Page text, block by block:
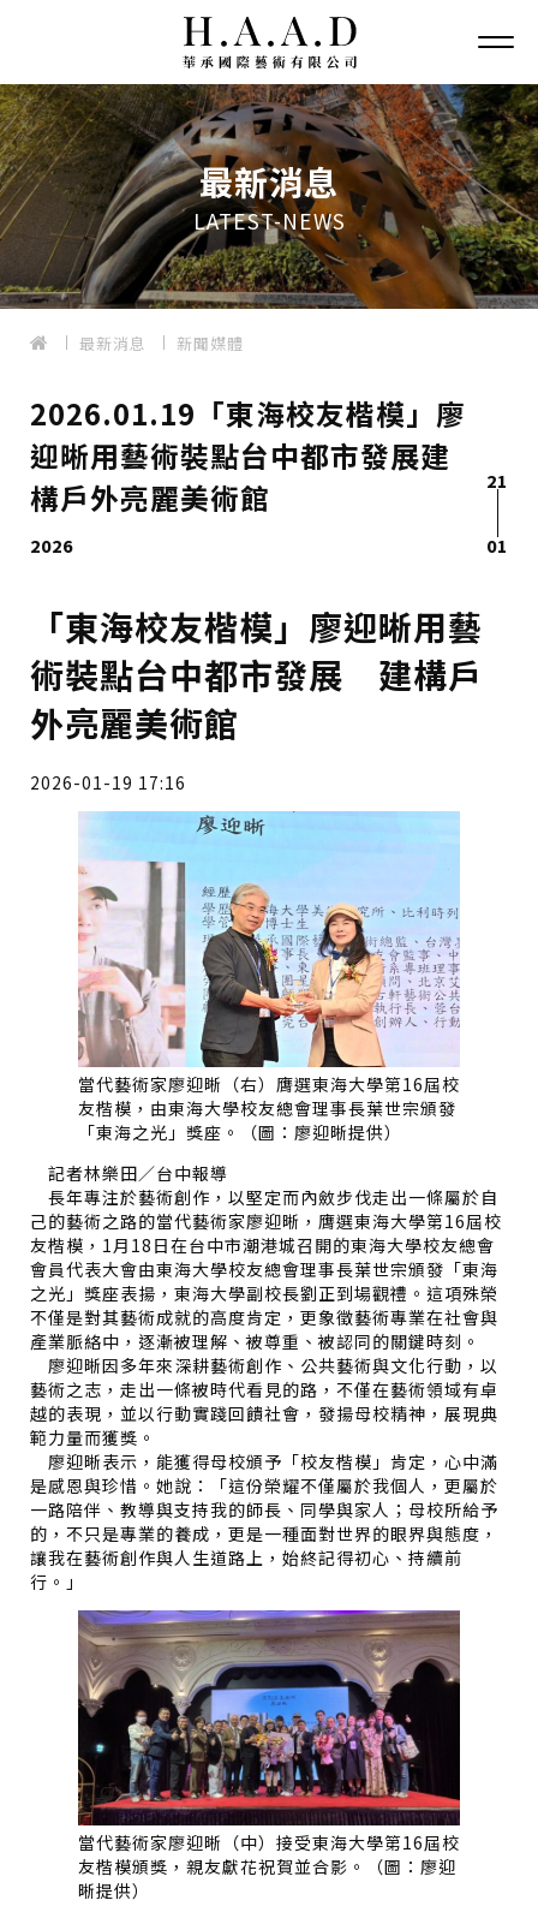
最新消息
LATEST-NEWS
最新消息 新聞媒體
2026.01.19「東海校友楷模」廖
迎晰用藝術裝點台中都市發展建
構戶外亮麗美術館
21
01
2026
「東海校友楷模」廖迎晰用藝
術裝點台中都市發展 建構戶
外亮麗美術館
2026-01-19 17:16
當代藝術家廖迎晰（右）膺選東海大學第16屆校
友楷模，由東海大學校友總會理事長葉世宗頒發
「東海之光」獎座。（圖：廖迎晰提供）
記者林樂田／台中報導
長年專注於藝術創作，以堅定而內斂步伐走出一條屬於自
己的藝術之路的當代藝術家廖迎晰，膺選東海大學第16屆校
友楷模，1月18日在台中市潮港城召開的東海大學校友總會
會員代表大會由東海大學校友總會理事長葉世宗頒發「東海
之光」獎座表揚，東海大學副校長劉正到場觀禮。這項殊榮
不僅是對其藝術成就的高度肯定，更象徵藝術專業在社會與
產業脈絡中，逐漸被理解、被尊重、被認同的關鍵時刻。
廖迎晰因多年來深耕藝術創作、公共藝術與文化行動，以
藝術之志，走出一條被時代看見的路，不僅在藝術領域有卓
越的表現，並以行動實踐回饋社會，發揚母校精神，展現典
範力量而獲獎。
廖迎晰表示，能獲得母校頒予「校友楷模」肯定，心中滿
是感恩與珍惜。她說：「這份榮耀不僅屬於我個人，更屬於
一路陪伴、教導與支持我的師長、同學與家人；母校所給予
的，不只是專業的養成，更是一種面對世界的眼界與態度，
讓我在藝術創作與人生道路上，始終記得初心、持續前
行。」
當代藝術家廖迎晰（中）接受東海大學第16屆校
友楷模頒獎，親友獻花祝賀並合影。（圖：廖迎
晰提供）